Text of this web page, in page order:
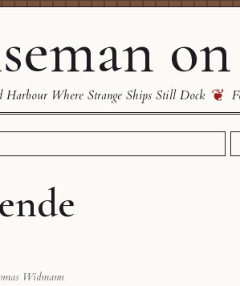
Where Strange Ships Still Dock ❦
Widmann